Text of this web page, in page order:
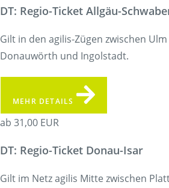
DT: Regio-Ticket Allgäu-
Gilt in den agilis-Zügen zwischen
Donauwörth und Ingolstadt.
MEHR DETAILS
ab 31,00 EUR
DT: Regio-Ticket Donau-Isar
Gilt im Netz agilis Mitte zwischen